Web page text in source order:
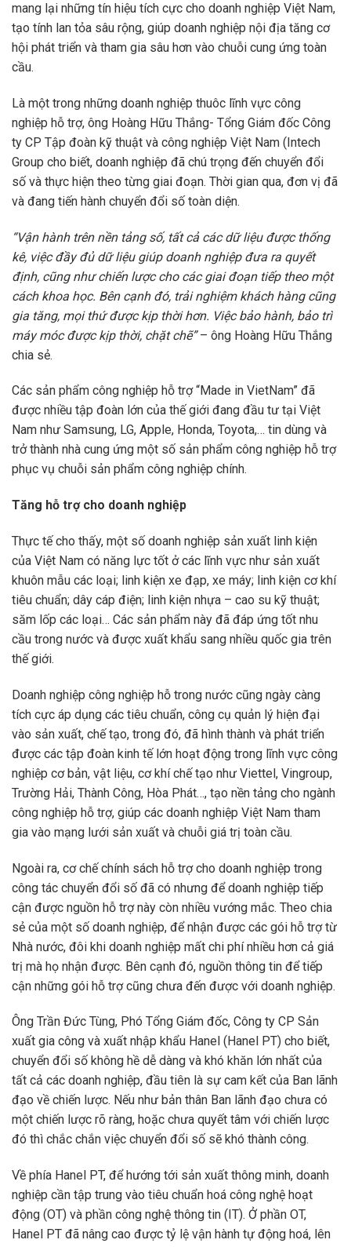
mang lại những tín hiệu tích cực cho doanh nghiệp Việt Nam,
tạo tính lan tỏa sâu rộng, giúp doanh nghiệp nội địa tăng cơ
hội phát triển và tham gia sâu hơn vào chuỗi cung ứng toàn
cầu.
Là một trong những doanh nghiệp thuôc lĩnh vực công
nghiệp hỗ trợ, ông Hoàng Hữu Thắng- Tổng Giám đốc Công
ty CP Tập đoàn kỹ thuật và công nghiệp Việt Nam (Intech
Group cho biết, doanh nghiệp đã chú trọng đến chuyển đổi
số và thực hiện theo từng giai đoạn. Thời gian qua, đơn vị đã
và đang tiến hành chuyển đổi số toàn diện.
“Vận hành trên nền tảng số, tất cả các dữ liệu được thống
kê, việc đầy đủ dữ liệu giúp doanh nghiệp đưa ra quyết
định, cũng như chiến lược cho các giai đoạn tiếp theo một
cách khoa học. Bên cạnh đó, trải nghiệm khách hàng cũng
gia tăng, mọi thứ được kịp thời hơn. Việc bảo hành, bảo trì
máy móc được kịp thời, chặt chẽ”– ông Hoàng Hữu Thắng
chia sẻ.
Các sản phẩm công nghiệp hỗ trợ “Made in VietNam” đã
được nhiều tập đoàn lớn của thế giới đang đầu tư tại Việt
Nam như Samsung, LG, Apple, Honda, Toyota,… tin dùng và
trở thành nhà cung ứng một số sản phẩm công nghiệp hỗ trợ
phục vụ chuỗi sản phẩm công nghiệp chính.
Tăng hỗ trợ cho doanh nghiệp
Thực tế cho thấy, một số doanh nghiệp sản xuất linh kiện
của Việt Nam có năng lực tốt ở các lĩnh vực như sản xuất
khuôn mẫu các loại; linh kiện xe đạp, xe máy; linh kiện cơ khí
tiêu chuẩn; dây cáp điện; linh kiện nhựa – cao su kỹ thuật;
săm lốp các loại… Các sản phẩm này đã đáp ứng tốt nhu
cầu trong nước và được xuất khẩu sang nhiều quốc gia trên
thế giới.
Doanh nghiệp công nghiệp hỗ trong nước cũng ngày càng
tích cực áp dụng các tiêu chuẩn, công cụ quản lý hiện đại
vào sản xuất, chế tạo, trong đó, đã hình thành và phát triển
được các tập đoàn kinh tế lớn hoạt động trong lĩnh vực công
nghiệp cơ bản, vật liệu, cơ khí chế tạo như Viettel, Vingroup,
Trường Hải, Thành Công, Hòa Phát…, tạo nền tảng cho ngành
công nghiệp hỗ trợ, giúp các doanh nghiệp Việt Nam tham
gia vào mạng lưới sản xuất và chuỗi giá trị toàn cầu.
Ngoài ra, cơ chế chính sách hỗ trợ cho doanh nghiệp trong
công tác chuyển đổi số đã có nhưng để doanh nghiệp tiếp
cận được nguồn hỗ trợ này còn nhiều vướng mắc. Theo chia
sẻ của một số doanh nghiệp, để nhận được các gói hỗ trợ từ
Nhà nước, đôi khi doanh nghiệp mất chi phí nhiều hơn cả giá
trị mà họ nhận được. Bên cạnh đó, nguồn thông tin để tiếp
cận những gói hỗ trợ cũng chưa đến được với doanh nghiệp.
Ông Trần Đức Tùng, Phó Tổng Giám đốc, Công ty CP Sản
xuất gia công và xuất nhập khẩu Hanel (Hanel PT) cho biết,
chuyển đổi số không hề dễ dàng và khó khăn lớn nhất của
tất cả các doanh nghiệp, đầu tiên là sự cam kết của Ban lãnh
đạo về chiến lược. Nếu như bản thân Ban lãnh đạo chưa có
một chiến lược rõ ràng, hoặc chưa quyết tâm với chiến lược
đó thì chắc chắn việc chuyển đổi số sẽ khó thành công.
Về phía Hanel PT, để hướng tới sản xuất thông minh, doanh
nghiệp cần tập trung vào tiêu chuẩn hoá công nghệ hoạt
động (OT) và phần công nghệ thông tin (IT). Ở phần OT,
Hanel PT đã nâng cao được tỷ lệ vận hành tự động hoá, lên